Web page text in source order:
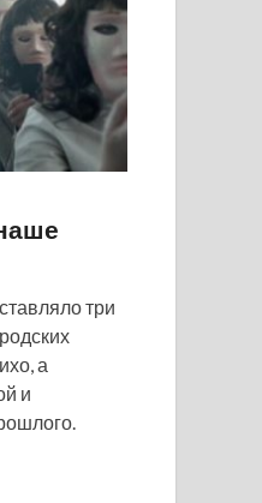
три
а
и